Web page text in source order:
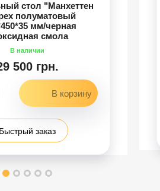
стол "Манхеттен
полуматовый
мм/черная
смола
500 грн.
Быстрый заказ